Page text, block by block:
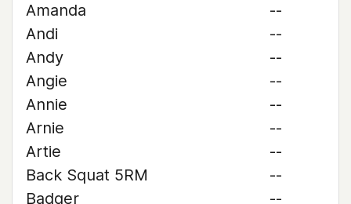
Amanda
--
Andi
--
Andy
--
Angie
--
Annie
--
Arnie
--
Artie
--
Back Squat 5RM
--
Badger
--